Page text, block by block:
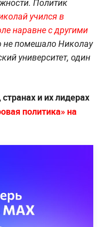
Политик
учился в
наравне с другими
не помешало Николау
университет, один
и их лидерах
политика» на